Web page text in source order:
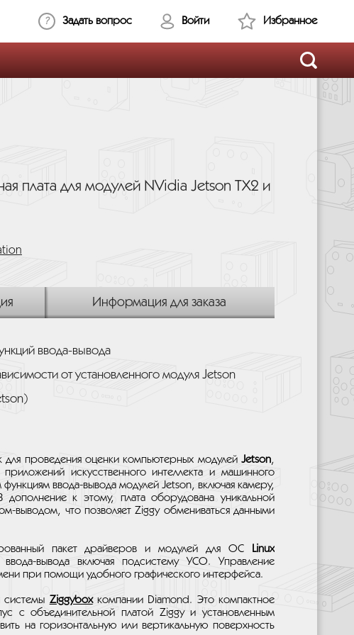
Задать вопрос Войти Избранное
плата для модулей NVidia Jetson TX2 и
Информация для заказа
ввода-вывода
от установленного модуля Jetson
проведения оценки компьютерных модулей Jetson,
искусственного интеллекта и машинного
ввода-вывода модулей Jetson, включая камеру,
к этому, плата оборудована уникальной
выводом, что позволяет Ziggy обмениваться данными
пакет драйверов и модулей для ОС
Linux
вывода включая подсистему УСО. Управление
при помощи удобного графического интерфейса.
системы Ziggyboxкомпании Diamond. Это компактное
с объединительной платой Ziggy и установленным
на горизонтальную или вертикальную поверхность